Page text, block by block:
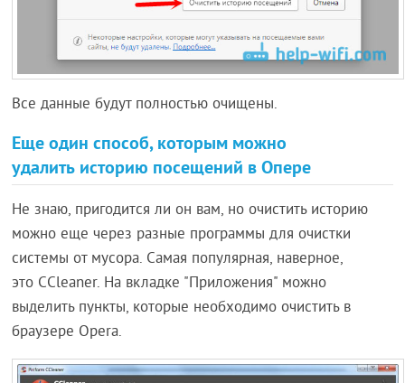
Все данные будут полностью очищены.
Еще один способ, которым можно
удалить историю посещений в Опере
Не знаю, пригодится ли он вам, но очистить историю
можно еще через разные программы для очистки
системы от мусора. Самая популярная, наверное,
это CCleaner. На вкладке "Приложения" можно
выделить пункты, которые необходимо очистить в
браузере Opera.